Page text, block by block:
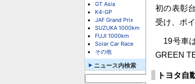
GT Asia
K4-GP
JAF Grand Prix
SUZUKA 1000km
FUJI 1000km
Solar Car Race
その他
ニュース内検索
初の表彰
受け、ポ
19号車
GREEN
トヨタ自